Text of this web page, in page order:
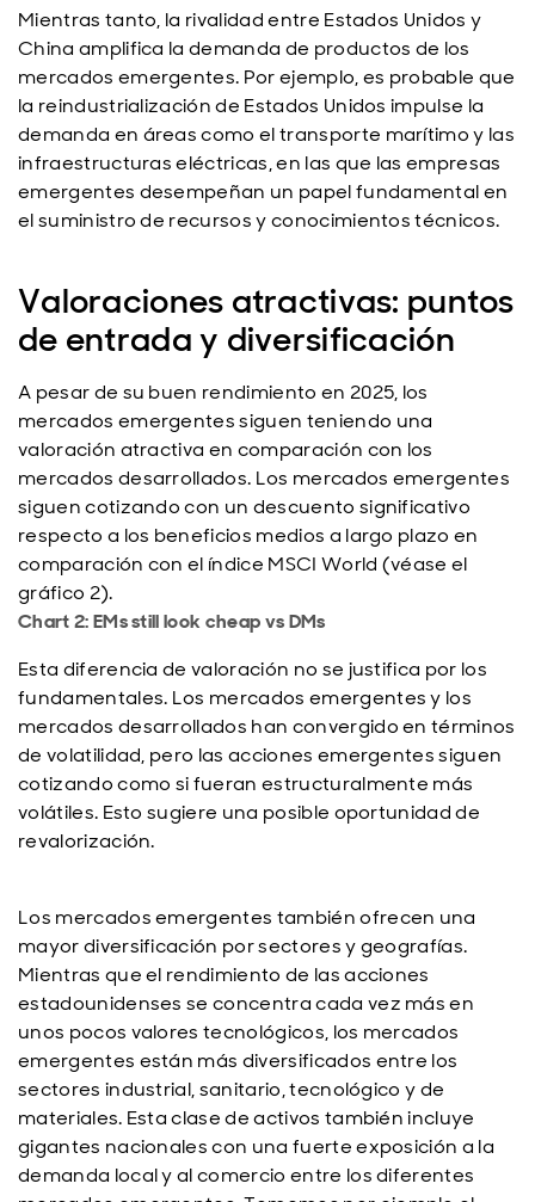
Mientras tanto, la rivalidad entre Estados Unidos y
China amplifica la demanda de productos de los
mercados emergentes. Por ejemplo, es probable que
la reindustrialización de Estados Unidos impulse la
demanda en áreas como el transporte marítimo y las
infraestructuras eléctricas, en las que las empresas
emergentes desempeñan un papel fundamental en
el suministro de recursos y conocimientos técnicos.
Valoraciones atractivas: puntos
de entrada y diversificación
A pesar de su buen rendimiento en 2025, los
mercados emergentes siguen teniendo una
valoración atractiva en comparación con los
mercados desarrollados. Los mercados emergentes
siguen cotizando con un descuento significativo
respecto a los beneficios medios a largo plazo en
comparación con el índice MSCI World (véase el
gráfico 2).
Chart 2: EMs still look cheap vs DMs
Esta diferencia de valoración no se justifica por los
fundamentales. Los mercados emergentes y los
mercados desarrollados han convergido en términos
de volatilidad, pero las acciones emergentes siguen
cotizando como si fueran estructuralmente más
volátiles. Esto sugiere una posible oportunidad de
revalorización.
Los mercados emergentes también ofrecen una
mayor diversificación por sectores y geografías.
Mientras que el rendimiento de las acciones
estadounidenses se concentra cada vez más en
unos pocos valores tecnológicos, los mercados
emergentes están más diversificados entre los
sectores industrial, sanitario, tecnológico y de
materiales. Esta clase de activos también incluye
gigantes nacionales con una fuerte exposición a la
demanda local y al comercio entre los diferentes